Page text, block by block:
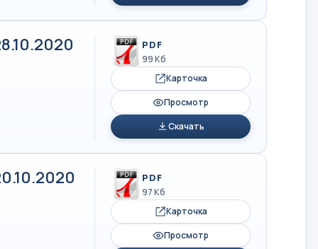
PDF
99 Кб
Карточка
Просмотр
Скачать
PDF
97 Кб
Карточка
Просмотр